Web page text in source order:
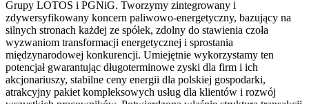
Grupy LOTOS i PGNiG. Tworzymy zintegrowany i
zdywersyfikowany koncern paliwowo-energetyczny, bazujący na
silnych stronach każdej ze spółek, zdolny do stawienia czoła
wyzwaniom transformacji energetycznej i sprostania
międzynarodowej konkurencji. Umiejętnie wykorzystamy ten
potencjał gwarantując długoterminowe zyski dla firm i ich
akcjonariuszy, stabilne ceny energii dla polskiej gospodarki,
atrakcyjny pakiet kompleksowych usług dla klientów i rozwój